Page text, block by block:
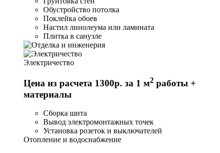
Обустройство потолка
Поклейка обоев
Настил линолеума или ламината
Плитка в санузле
Электричество
Цена из расчета 1300р. за 1 м2 работы +
материалы
Сборка шита
Вывод электромонтажных точек
Установка розеток и выключателей
Отопление и водоснабжение